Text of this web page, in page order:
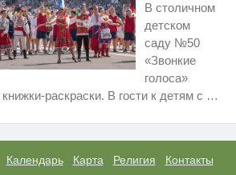
В столичном
детском
саду №50
«Звонкие
голоса»
раскраски. В гости к детям с …
Календарь Карта Религия
Контакты
в шоке от увиденного